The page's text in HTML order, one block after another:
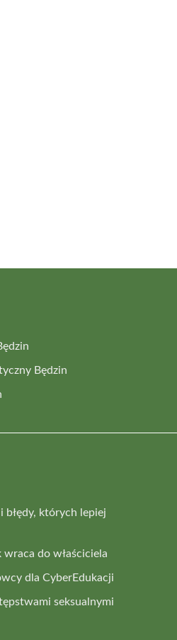
Będzin
błędy, których lepiej
do właściciela
dla CyberEdukacji
seksualnymi